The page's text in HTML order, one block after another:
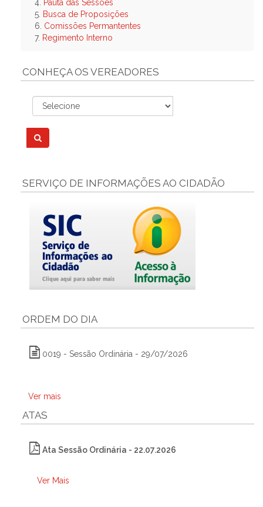
4. Pauta das Sessões
5. Busca de Proposições
6. Comissões Permantentes
7. Regimento Interno
CONHEÇA OS VEREADORES
SERVIÇO DE INFORMAÇÕES AO CIDADÃO
ORDEM DO DIA
0019 - Sessão Ordinária - 29/07/2026
Ver mais
ATAS
Ata Sessão Ordinária - 22.07.2026
Ver Mais